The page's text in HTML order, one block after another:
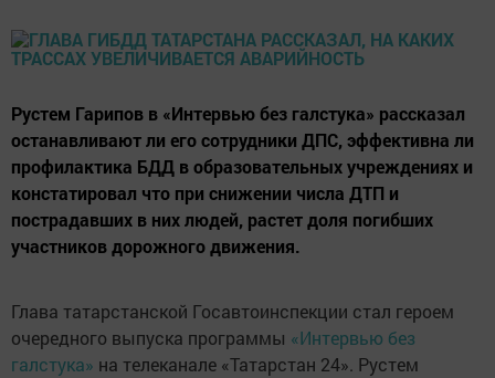
Рустем Гарипов в «Интервью без галстука» рассказал
останавливают ли его сотрудники ДПС, эффективна ли
профилактика БДД в образовательных учреждениях и
констатировал что при снижении числа ДТП и
пострадавших в них людей, растет доля погибших
участников дорожного движения.
Глава татарстанской Госавтоинспекции стал героем
очередного выпуска программы «Интервью без
галстука» на телеканале «Татарстан 24». Рустем